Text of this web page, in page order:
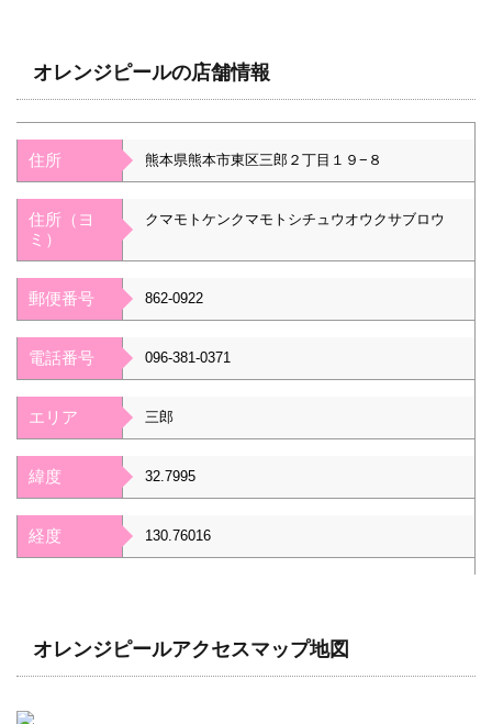
オレンジピールの店舗情報
住所 熊本県熊本市東区三郎２丁目１９−８
住所（ヨ
ミ）
クマモトケンクマモトシチュウオウクサブロウ
郵便番号 862-0922
電話番号 096-381-0371
エリア 三郎
緯度 32.7995
経度 130.76016
オレンジピールアクセスマップ地図